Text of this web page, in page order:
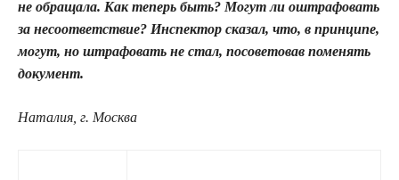
не обращала. Как теперь быть? Могут ли оштрафовать
за несоответствие? Инспектор сказал, что, в принципе,
могут, но штрафовать не стал, посоветовав поменять
документ.
Наталия, г. Москва